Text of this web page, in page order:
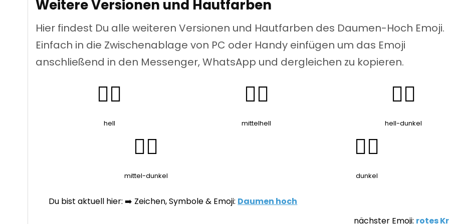
Weitere Versionen und Hautfarben
Hier findest Du alle weiteren Versionen und Hautfarben des Daumen-Hoch Emoji.
Einfach in die Zwischenablage von PC oder Handy einfügen um das Emoji
anschließend in den Messenger, WhatsApp und dergleichen zu kopieren.
👍🏻
hell
👍🏼
mittelhell
👍🏽
hell-dunkel
👍🏾
mittel-dunkel
👍🏿
dunkel
Du bist aktuell hier: ➡️ Zeichen, Symbole & Emoji: Daumen hoch
nächster Emoji: rotes